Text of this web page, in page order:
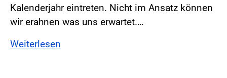
Kalenderjahr eintreten. Nicht im Ansatz können
wir erahnen was uns erwartet.…
Weiterlesen